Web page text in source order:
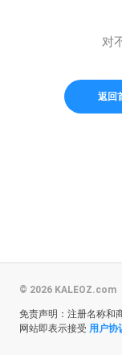
对
返回
© 2026 KALEOZ.com
免责声明：注册名称和
网站即表示接受 用户协